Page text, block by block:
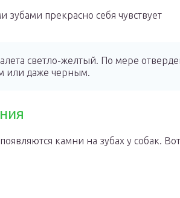
зубами прекрасно себя чувствует
светло-желтый. По мере
или даже черным.
камни на зубах у собак.